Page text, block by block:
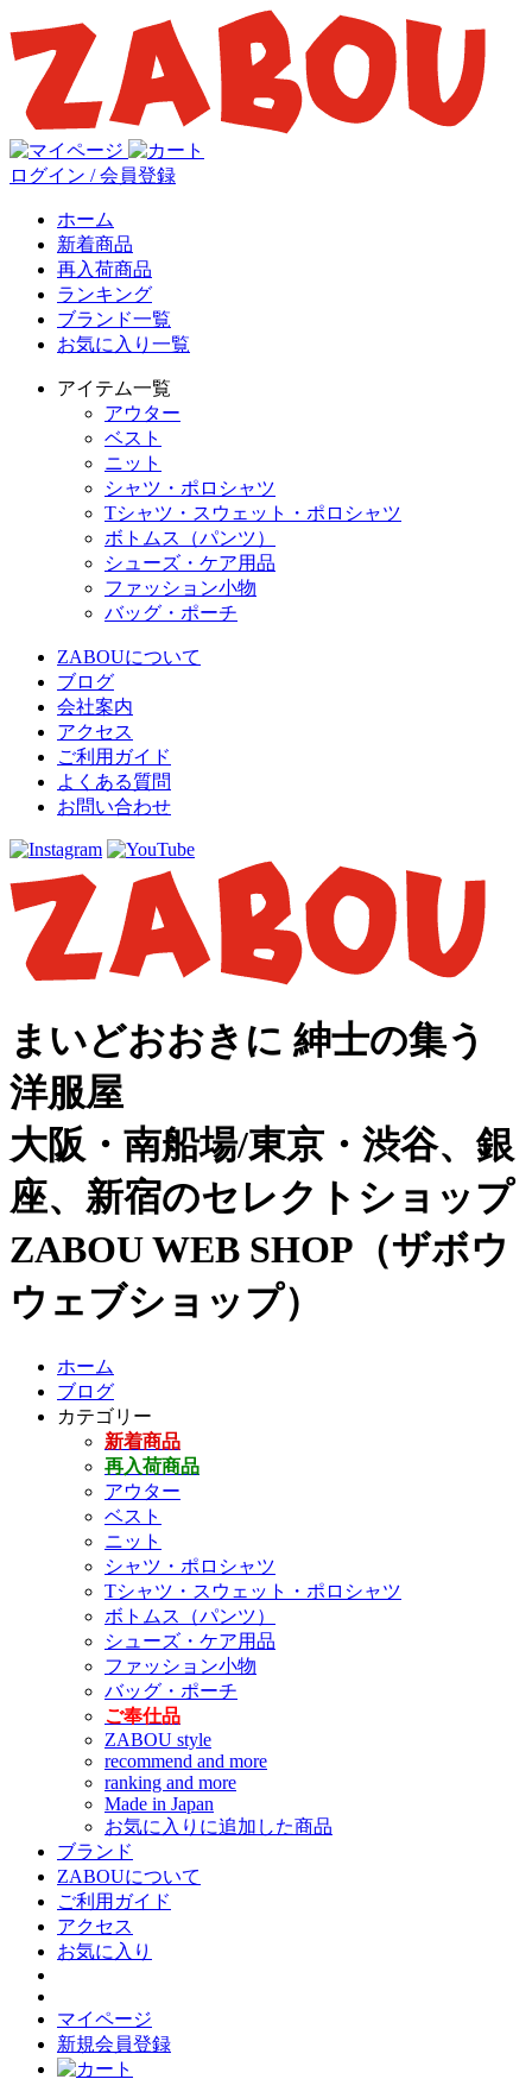
ログイン / 会員登録
ホーム
新着商品
再入荷商品
ランキング
ブランド一覧
お気に入り一覧
アイテム一覧
アウター
ベスト
ニット
シャツ・ポロシャツ
Tシャツ・スウェット・ポロシャツ
ボトムス（パンツ）
シューズ・ケア用品
ファッション小物
バッグ・ポーチ
ZABOUについて
ブログ
会社案内
アクセス
ご利用ガイド
よくある質問
お問い合わせ
まいどおおきに 紳士の集う
洋服屋
大阪・南船場/東京・渋谷、銀
座、新宿のセレクトショップ
ZABOU WEB SHOP（ザボウ
ウェブショップ）
ホーム
ブログ
カテゴリー
新着商品
再入荷商品
アウター
ベスト
ニット
シャツ・ポロシャツ
Tシャツ・スウェット・ポロシャツ
ボトムス（パンツ）
シューズ・ケア用品
ファッション小物
バッグ・ポーチ
ご奉仕品
ZABOU style
recommend and more
ranking and more
Made in Japan
お気に入りに追加した商品
ブランド
ZABOUについて
ご利用ガイド
アクセス
お気に入り
マイページ
新規会員登録